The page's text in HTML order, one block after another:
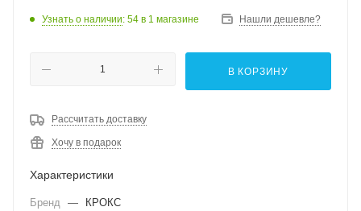
Узнать о наличии: 54 в 1 магазине Нашли дешевле?
В КОРЗИНУ
Рассчитать доставку
Хочу в подарок
Характеристики
Бренд — КРОКС